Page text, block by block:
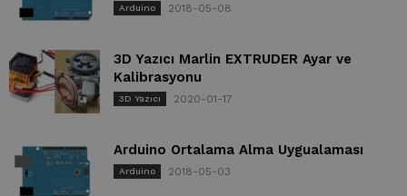
Arduino 2018-05-08
3D Yazıcı Marlin EXTRUDER Ayar ve
Kalibrasyonu
3D Yazıcı 2020-01-17
Arduino Ortalama Alma Uygualaması
Arduino 2018-05-03